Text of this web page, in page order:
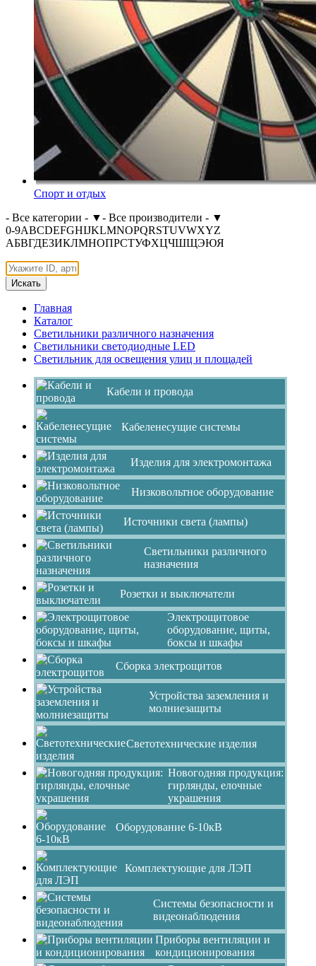
Спорт и отдых
- Все категории - ▼- Все производители - ▼
0-9ABCDEFGHIJKLMNOPQRSTUVWXYZ
АБВГДЕЗИКЛМНОПРСТУФХЦЧШЩЭЮЯ
Искать
Главная
Каталог
Светильники различного назначения
Светильники светодиодные LED
Светильник для освещения улиц и площадей
Кабели и провода
Кабеленесущие системы
Изделия для электромонтажа
Низковольтное оборудование
Источники света (лампы)
Светильники различного
назначения
Розетки и выключатели
Электрощитовое
оборудование, щиты,
боксы и шкафы
Сборка электрощитов
Устройства заземления и
молниезащиты
Светотехнические изделия
Новогодняя продукция:
гирлянды, елочные
украшения
Оборудование 6-10кВ
Комплектующие для ЛЭП
Системы безопасности и
видеонаблюдения
Приборы вентиляции и
кондиционирования